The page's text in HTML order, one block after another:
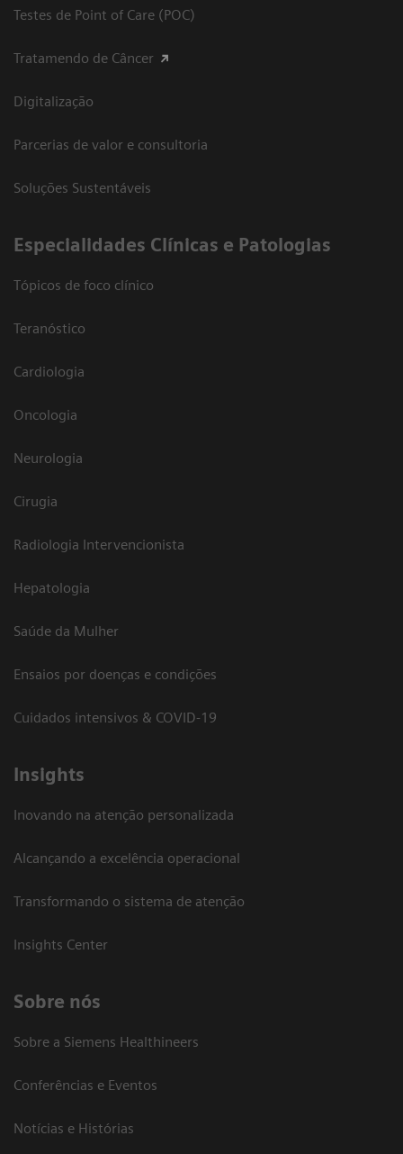
Testes de Point of Care (POC)
Tratamendo de Câncer
Digitalização
Parcerias de valor e consultoria
Soluções Sustentáveis
​Especialidades Clínicas e Patologias
Tópicos de foco clínico
Teranóstico
Cardiologia
Oncologia
Neurologia
Cirugia
Radiologia Intervencionista
Hepatologia
Saúde da Mulher
Ensaios por doenças e condições
Cuidados intensivos & COVID-19
Insights
Inovando na atenção personalizada
Alcançando a excelência operacional
Transformando o sistema de atenção
Insights Center
Sobre nós
Sobre a Siemens Healthineers
Conferências e Eventos
Notícias e Histórias